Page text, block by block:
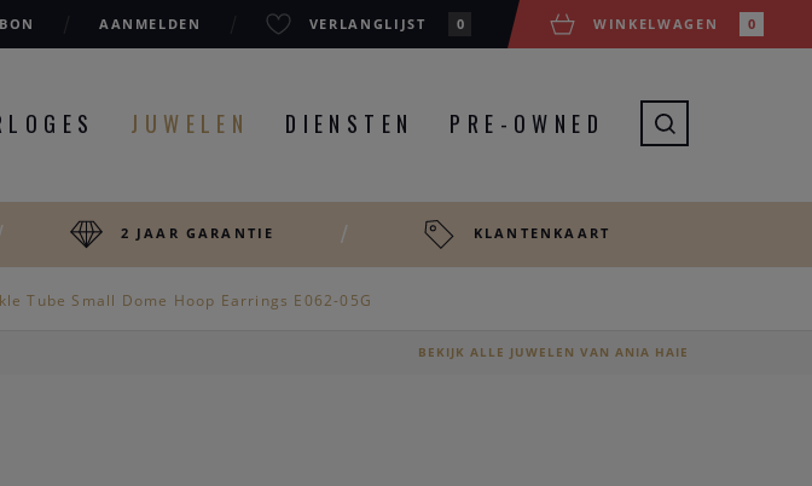
AANMELDEN VERLANGLIJST 0 WINKELWAGEN 0
JUWELEN DIENSTEN PRE-OWNED
2 JAAR GARANTIE KLANTENKAART
Tube Small Dome Hoop Earrings E062-05G
BEKIJK ALLE JUWELEN VAN ANIA HAIE